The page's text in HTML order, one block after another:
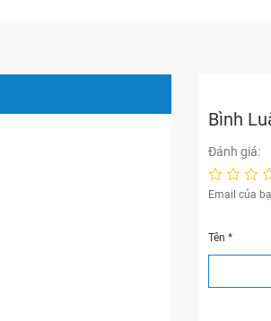
Bình
Đánh giá:
Email của
Tên*